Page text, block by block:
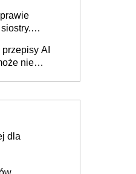
nie będzie
AI
nie
dla